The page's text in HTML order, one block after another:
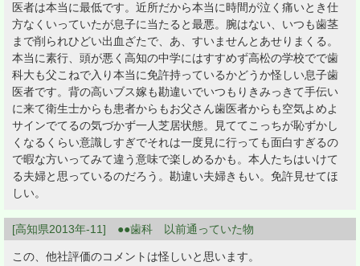
医者は本当に最低です。近所だから本当に時間が泣く痛いとき仕
方なくいっていたが息子に当たると最悪。腕はない、いつも歯茎
まで削られひどい出血ざたで、あ、すいませんとあせりまくる。
本当に素行、頭が悪く高知の中学にはすすめず高松の学校でで歯
科大も父こねで入り本当に免許持っているかどうか怪しい息子歯
医者です。背の高いブス嫁も勘違いでいつもりきみっきて手伝い
に来て衛生士からも患者からもお父さん歯医者からも空気よめよ
サインでてるの気づかず一人芝居状態。見ててこっちが恥ずかし
くなるくらい意識しすぎでそれは一度見に行っても面白すぎるの
で暇な方いってみて違う意味で楽しめるかも。本人たちはいけて
る夫婦と思っているのだろう。勘違い夫婦きもい。免許見せてほ
しい。
[高知県2013年-11] ●●歯科 以前通っていた物
この、他社評価のコメントは怪しいと思います。